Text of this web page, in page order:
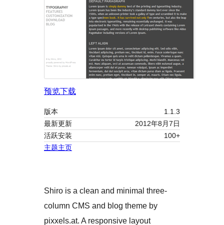
预览下载
版本
1.1.3
最新更新
2012年8月7日
活跃安装
100+
主题主页
Shiro is a clean and minimal three-
column CMS and blog theme by
pixxels.at. A responsive layout